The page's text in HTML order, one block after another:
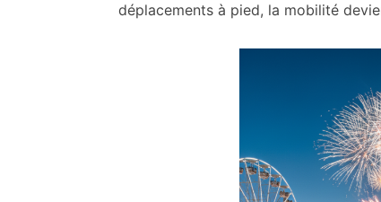
déplacements à pied, la mobilité